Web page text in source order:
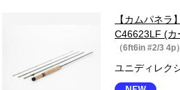
【カムパネラ
C46623LF (カ
（6ft6in #2/3 4p）
ユニディレク